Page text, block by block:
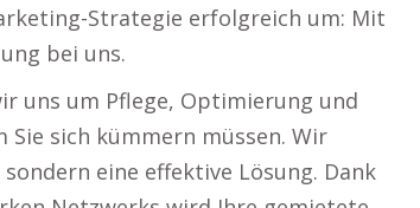
Strategie erfolgreich um: Mit
bei uns.
uns um Pflege, Optimierung und
Sie sich kümmern müssen. Wir
eine effektive Lösung. Dank